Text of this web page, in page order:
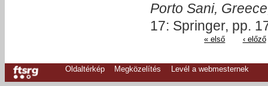
Porto Sani,
17: Springer, pp.
« első ‹ előző
Oldaltérkép Megközelítés Levél a webmesternek